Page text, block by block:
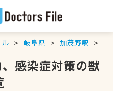
岐阜県 加茂野駅
感染症対策の獣